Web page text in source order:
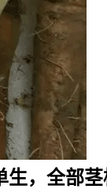
，全部